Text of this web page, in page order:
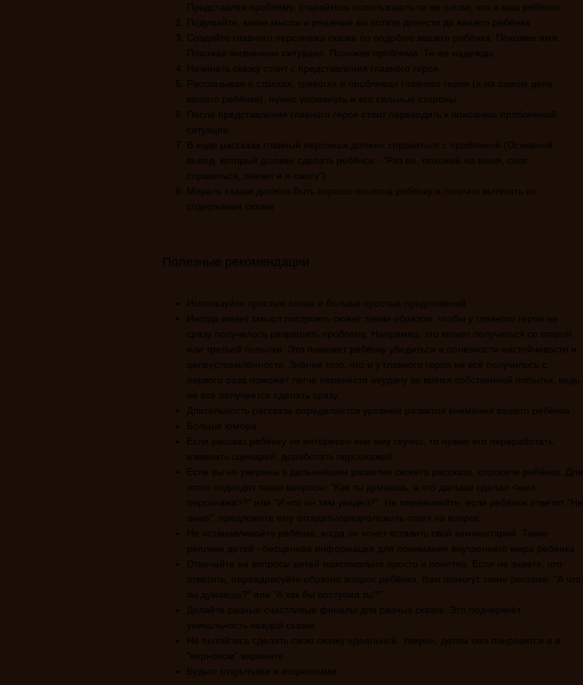
Представляя проблему, старайтесь использовать те же слова, что и ваш ребёнок
Подумайте, какие мысли и решения вы хотите донести до вашего ребёнка
Создайте главного персонажа сказки по подобию вашего ребёнка. Похожее имя.
Похожая жизненная ситуация. Похожая проблема. Те же надежды.
Начинать сказку стоит с представления главного героя
Рассказывая о страхах, тревогах и проблемах главного героя (а на самом деле
вашего ребёнка), нужно упомянуть и его сильные стороны
После представления главного героя стоит переходить к описанию проблемной
ситуации
В ходе рассказа главный персонаж должен справиться с проблемой (Основной
вывод, который должен сделать ребёнок - "Раз он, похожий на меня, смог
справиться, значит и я смогу")
Мораль сказки должна быть хорошо понятна ребёнку и логично вытекать из
содержания сказки
Полезные рекомендации
Используйте простые слова и больше простых предложений
Иногда имеет смысл построить сюжет таким образом, чтобы у главного героя не
сразу получилось разрешить проблему. Например, это может получиться со второй
или третьей попытки. Это поможет ребёнку убедиться в полезности настойчивости и
целеустремлённости. Знание того, что и у главного героя не всё получилось с
первого раза поможет легче перенести неудачу во время собственной попытки, ведь
не всё получается сделать сразу.
Длительность рассказа определяется уровнем развития внимания вашего ребёнка
Больше юмора
Если рассказ ребёнку не интересен или ему скучно, то нужно его переработать:
изменить сценарий, доработать персонажей
Если вы не уверены в дальнейшем развитии сюжета рассказа, спросите ребёнка. Для
этого подходят такие вопросы: "Как ты думаешь, а что дальше сделал <имя
персонажа>?" или "И что он там увидел?". Не переживайте, если ребёнок ответит "Не
знаю", предложите ему отгадать\предположить ответ на вопрос
Не останавливайте ребёнка, когда он хочет вставить свой комментарий. Такие
реплики детей - бесценная информация для понимания внутреннего мира ребёнка
Отвечайте на вопросы детей максимально просто и понятно. Если не знаете, что
ответить, переадресуйте обратно вопрос ребёнка. Вам помогут такие реплики: "А что
ты думаешь?" или "А как бы поступил ты?"
Делайте разные счастливые финалы для разных сказок. Это подчеркнёт
уникальность каждой сказки
Не пытайтесь сделать свою сказку идеальной. Уверен, детям она понравится и в
"черновом" варианте
Будьте открытыми и искренними